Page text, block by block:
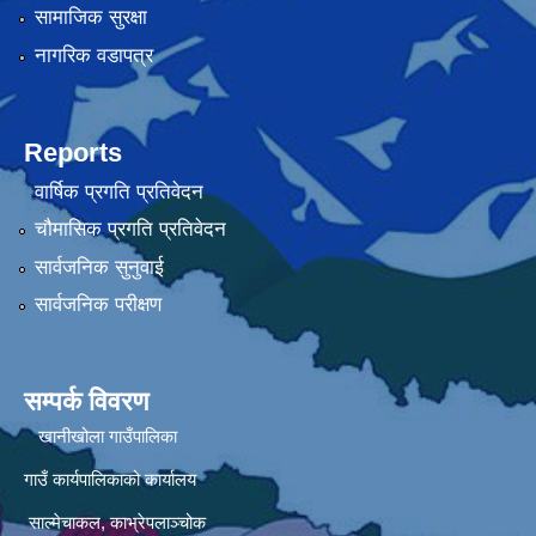
सामाजिक सुरक्षा
नागरिक वडापत्र
Reports
वार्षिक प्रगति प्रतिवेदन
चौमासिक प्रगति प्रतिवेदन
सार्वजनिक सुनुवाई
सार्वजनिक परीक्षण
सम्पर्क विवरण
खानीखोला गाउँपालिका
गाउँ कार्यपालिकाको कार्यालय
साल्मेचाकल, काभ्रेपलाञ्चोक